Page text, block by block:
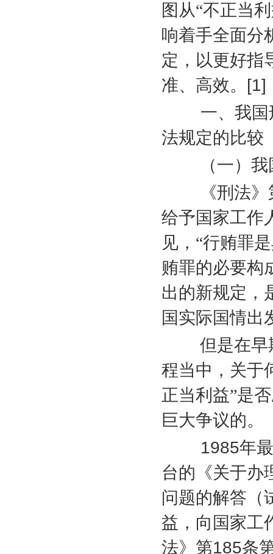
图从“不正当
响着手全面分
定，以更好指
准、高效。 [1]
一、我
法规定的比较
（一）我国
《刑法》
给予国家工作
见，“行贿罪
贿罪的必要构
出的新规定，
国实际国情出
但是在早
程当中，关于
正当利益”是
巨大争议的。
1985年
台的《关于办
问题的解答（
益，向国家工
法》第185条